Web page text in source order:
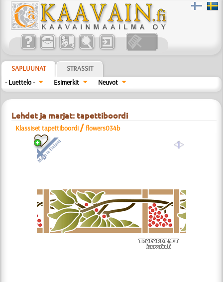
SAPLUUNAT
STRASSIT
- Luettelo -
Esimerkit Neuvot
Lehdet ja marjat: tapettiboordi
Klassiset tapettiboordi /flowers034b
a